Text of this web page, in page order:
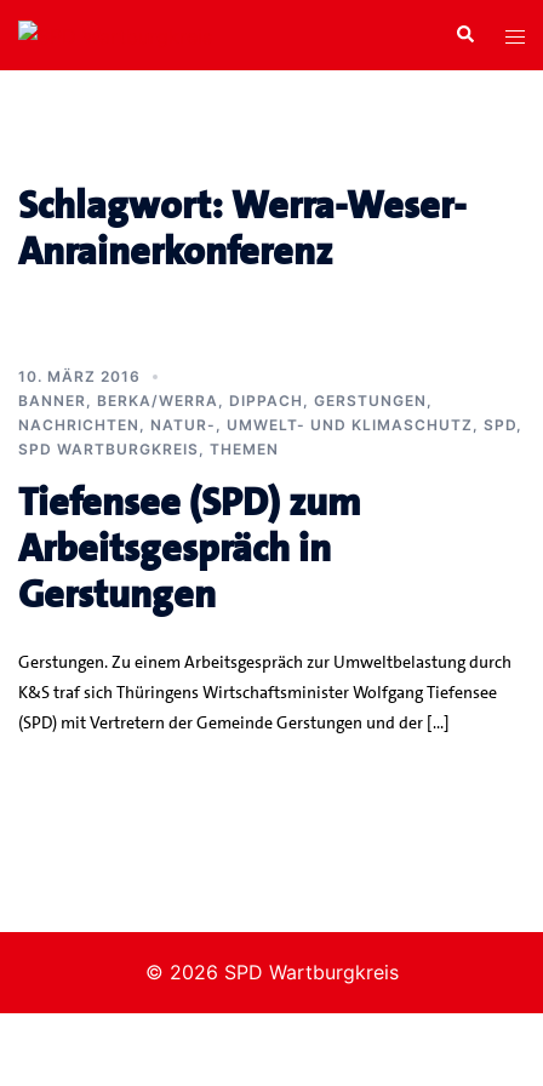
Zum
Inhalt
springen
Search
Schlagwort:Werra-Weser-
Anrainerkonferenz
10. MÄRZ 2016
BANNER
BERKA/WERRA DIPPACH GERSTUNGEN
NACHRICHTEN
NATUR-, UMWELT- UND KLIMASCHUTZ SPD
SPD WARTBURGKREIS
THEMEN
Tiefensee (SPD) zum
Arbeitsgespräch in
Gerstungen
Gerstungen. Zu einem Arbeitsgespräch zur Umweltbelastung durch
K&S traf sich Thüringens Wirtschaftsminister Wolfgang Tiefensee
(SPD) mit Vertretern der Gemeinde Gerstungen und der […]
© 2026 SPD Wartburgkreis